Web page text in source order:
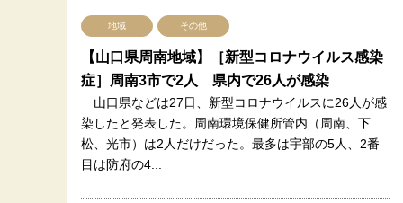
地域 その他
【山口県周南地域】［新型コロナウイルス感染
症］周南3市で2人 県内で26人が感染
山口県などは27日、新型コロナウイルスに26人が感
染したと発表した。周南環境保健所管内（周南、下
松、光市）は2人だけだった。最多は宇部の5人、2番
目は防府の4...